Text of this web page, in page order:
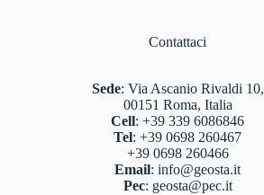
Contattaci
Sede: Via Ascanio Rivaldi 10,
00151 Roma, Italia
Cell:+39 339 6086846
Tel:+39 0698 260467
+39 0698 260466
Email:info@geosta.it
Pec: geosta@pec.it